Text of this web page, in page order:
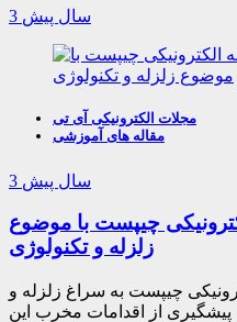
3 سال پیش
مجلات الکترونیکی آی تی
مقاله های آموزشی
3 سال پیش
چیپست با موضوع
زلزله و تکنولوژی
چیپست به سراغ زلزله و
پیشگیری از اقدامات مخرب این